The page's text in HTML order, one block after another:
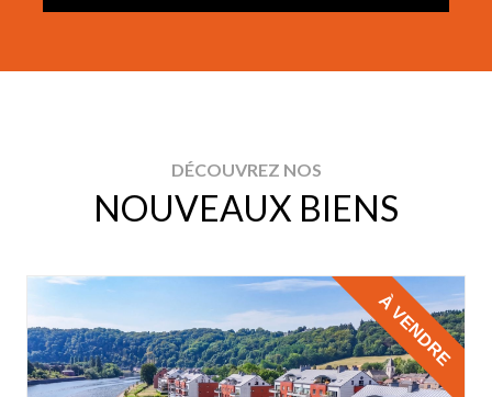
DÉCOUVREZ NOS
NOUVEAUX BIENS
À VENDRE